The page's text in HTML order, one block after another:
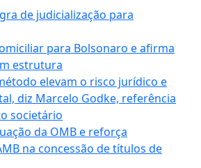
de judicialização para
para Bolsonaro e afirma
estrutura
elevam o risco jurídico e
diz Marcelo Godke, referência
societário
da OMB e reforça
na concessão de títulos de